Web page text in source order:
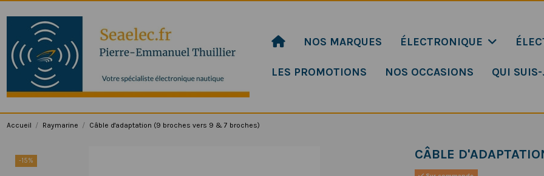
NOS MARQUES ÉLECTRONIQUE
LES PROMOTIONS NOS OCCASIONS QUI
Accueil Raymarine Câble d'adaptation (9 broches vers 9 & 7 broches)
-15% CÂBLE